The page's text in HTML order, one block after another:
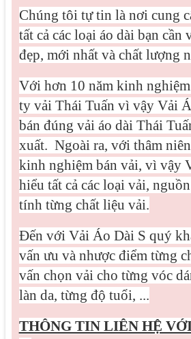
Chúng tôi tự tin là nơi cung
tất cả các loại áo dài bạn cần
đẹp, mới nhất và chất lượng
Với hơn 10 năm kinh
ty vải Thái Tuấn vì vậy Vải
bán đúng vải áo dài Thái
xuất. Ngoài ra, với thâm
kinh nghiệm bán vải, vì vậy
hiểu tất cả các loại vải,
tính từng chất liệu vải.
Đến với Vải Áo Dài S quý
vấn ưu và nhược điểm từng
vấn chọn vải cho từng vóc
làn da, từng độ tuổi, ...
THÔNG TIN LIÊN HỆ